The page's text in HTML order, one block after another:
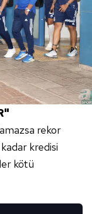
rekor
kredisi
kötü